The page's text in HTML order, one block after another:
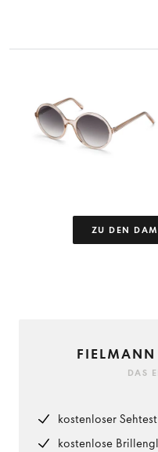
ZU DEN
DAS
kostenloser Sehtest
kostenlose